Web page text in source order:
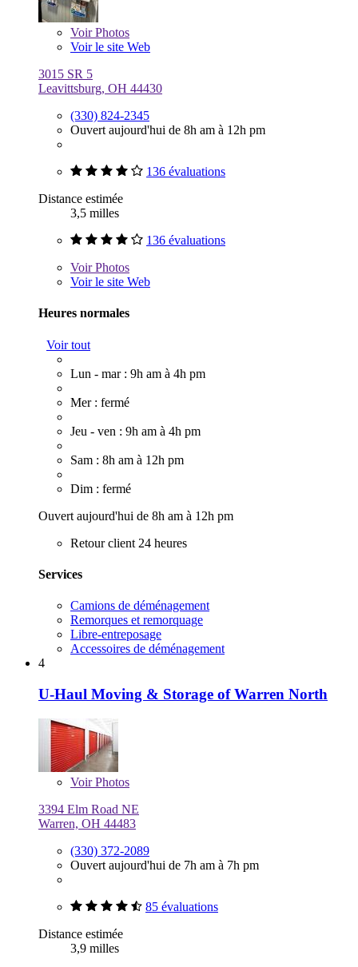
VoirPhotos
Voir le site Web
3015 SR 5
Leavittsburg, OH 44430
(330) 824-2345
Ouvert aujourd'hui de 8h am à 12h pm
136 évaluations
Distance estimée
3,5 milles
136 évaluations
VoirPhotos
Voir le site Web
Heures normales
Voir tout
Lun - mar : 9h am à 4h pm
Mer : fermé
Jeu - ven : 9h am à 4h pm
Sam : 8h am à 12h pm
Dim : fermé
Ouvert aujourd'hui de 8h am à 12h pm
Retour client 24 heures
Services
Camions de déménagement
Remorques et remorquage
Libre-entreposage
Accessoires de déménagement
4
U-Haul Moving & Storage of Warren North
VoirPhotos
3394 Elm Road NE
Warren, OH 44483
(330) 372-2089
Ouvert aujourd'hui de 7h am à 7h pm
85 évaluations
Distance estimée
3,9 milles